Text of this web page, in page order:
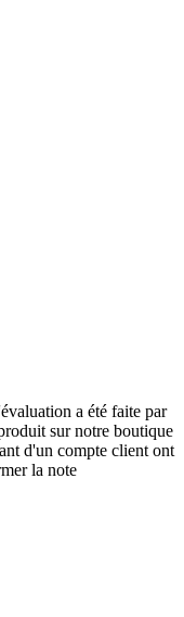
a été faite par
sur notre boutique
d'un compte client ont
la note